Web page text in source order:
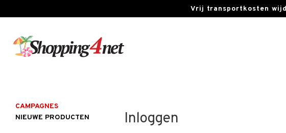
Vrij transportkosten
Inloggen
CAMPAGNES
NIEUWE PRODUCTEN